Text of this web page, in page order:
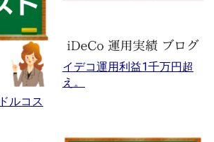
ルコス
イデコ運用利益1千万円超
え。